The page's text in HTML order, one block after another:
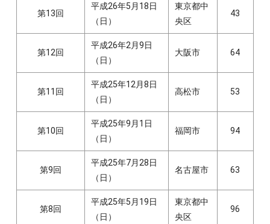
第13回
平成26年5月18日
（日）
東京都中
央区
43
第12回
平成26年2月9日
（日）
大阪市 64
第11回
平成25年12月8日
（日）
高松市 53
第10回
平成25年9月1日
（日）
福岡市 94
第9回
平成25年7月28日
（日）
名古屋市 63
第8回
平成25年5月19日
（日）
東京都中
央区
96